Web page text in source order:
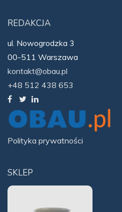
SKLEP
REDAKCJA
ul. Nowogrodzka 3
00-511 Warszawa
kontakt@obau.pl
+48 512 438 653
Polityka prywatności